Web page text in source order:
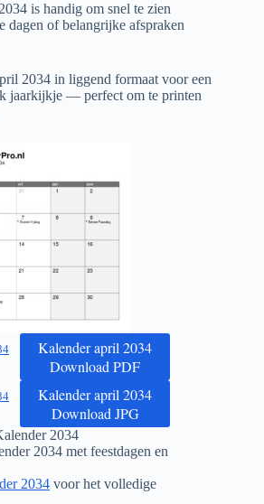
2034 is handig om snel te zien
dagen of belangrijke afspraken
2034 in liggend formaat voor een
jaarkijkje — perfect om te printen
Kalender april 2034
Download PDF
Kalender april 2034
Download JPG
2034
2034 met feestdagen en
2034 voor het volledige